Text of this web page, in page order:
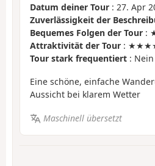
Datum deiner Tour : 27. Apr
Zuverlässigkeit der
Bequemes Folgen der Tour :
Attraktivität der Tour :
Tour stark frequentiert : Nein
Eine schöne, einfache
Aussicht bei klarem Wetter
Maschinell übersetzt